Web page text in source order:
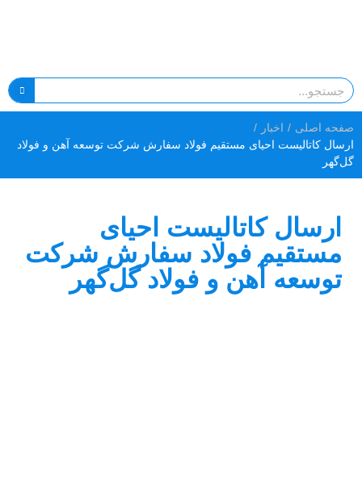
صفحه اصلی / اخبار /
ارسال کاتالیست احیای مستقیم فولاد سفارش شرکت توسعه آهن و فولاد
گل‌گهر
ارسال کاتالیست احیای
مستقیم فولاد سفارش شرکت
توسعه آهن و فولاد گل‌گهر